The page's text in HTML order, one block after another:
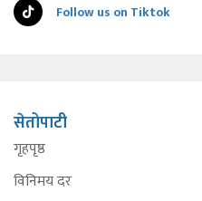
Follow us on Tiktok
सेतोपाटी
गृहपृष्ठ
विनिमय दर